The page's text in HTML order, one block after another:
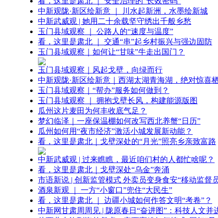
中新观陇·新区绘新意 ｜ 川水起新洲，水墨绘新城
中新武威观 | 她用二十余载坚守绣出千般乡愁
玉门县域观察 ｜ 公路人的“速度与温度”
看，这里是肃北 ｜ 交通“串”起乡村振兴与强边固防
玉门县域观察｜如何让“甘味”牛走出国门？
玉门县域观察｜风起戈壁，向绿而行
中新观陇·新区绘新意｜西湖太湖青海湖，绝对惊喜
玉门县域观察｜“帮办”服务如何做到？
玉门县域观察 ｜ 拥抱戈壁长风，构建能源版图
瓜州这片麦田为何丰收底气足？
梦幻临泽｜一座保温棚如何改写西北养蟹“日历”
瓜州如何用“夜市经济”激活小城发展新动能？
看，这里是肃北｜戈壁深处的“月光”照亮乡亲致富路
中新武威观 | 过来瞧瞧，最近咱们村的人都忙啥呢？
看，这里是肃北｜戈壁深处“乌金”奔涌
市语新说 | 创新监管模式 外卖员变身食安“移动监督
酒泉新观 ｜ 一方“小窗口”兜住“大民生”
看，这里是肃北 ｜ 边疆小城如何作答文明“考卷”？
中新网甘肃周周见 | 陇原春日“奋进图”：科技人文并